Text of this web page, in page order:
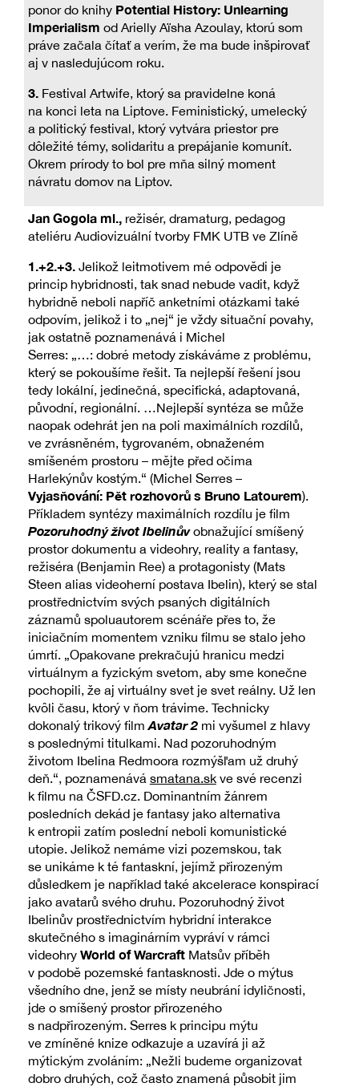
ponor do knihy Potential History: Unlearning
Imperialism od Arielly Aïsha Azoulay, ktorú som
práve začala čítať a verím, že ma bude inšpirovať
aj v nasledujúcom roku.
3.Festival Artwife, ktorý sa pravidelne koná
na konci leta na Liptove. Feministický, umelecký
a politický festival, ktorý vytvára priestor pre
dôležité témy, solidaritu a prepájanie komunít.
Okrem prírody to bol pre mňa silný moment
návratu domov na Liptov.
Jan Gogola ml., režisér, dramaturg, pedagog
ateliéru Audiovizuální tvorby FMK UTB ve Zlíně
1.+2.+3. Jelikož leitmotivem mé odpovědi je
princip hybridnosti, tak snad nebude vadit, když
hybridně neboli napříč anketními otázkami také
odpovím, jelikož i to „nej“ je vždy situační povahy,
jak ostatně poznamenává i Michel
Serres: „…: dobré metody získáváme z problému,
který se pokoušíme řešit. Ta nejlepší řešení jsou
tedy lokální, jedinečná, specifická, adaptovaná,
původní, regionální. …Nejlepší syntéza se může
naopak odehrát jen na poli maximálních rozdílů,
ve zvrásněném, tygrovaném, obnaženém
smíšeném prostoru – mějte před očima
Harlekýnův kostým.“ (Michel Serres –
Vyjasňování: Pět rozhovorů s Bruno Latourem).
Příkladem syntézy maximálních rozdílu je film
Pozoruhodný život Ibelinůvobnažující smíšený
prostor dokumentu a videohry, reality a fantasy,
režiséra (Benjamin Ree) a protagonisty (Mats
Steen alias videoherní postava Ibelin), který se stal
prostřednictvím svých psaných digitálních
záznamů spoluautorem scénáře přes to, že
iniciačním momentem vzniku filmu se stalo jeho
úmrtí. „Opakovane prekračujú hranicu medzi
virtuálnym a fyzickým svetom, aby sme konečne
pochopili, že aj virtuálny svet je svet reálny. Už len
kvôli času, ktorý v ňom trávime. Technicky
dokonalý trikový filmAvatar 2mi vyšumel z hlavy
s poslednými titulkami. Nad pozoruhodným
životom Ibelina Redmoora rozmýšľam už druhý
deň.“, poznamenává smatana.skve své recenzi
k filmu na ČSFD.cz. Dominantním žánrem
posledních dekád je fantasy jako alternativa
k entropii zatím poslední neboli komunistické
utopie. Jelikož nemáme vizi pozemskou, tak
se unikáme k té fantaskní, jejímž přirozeným
důsledkem je například také akcelerace konspirací
jako avatarů svého druhu. Pozoruhodný život
Ibelinův prostřednictvím hybridní interakce
skutečného s imaginárním vypráví v rámci
videohry World of WarcraftMatsův příběh
v podobě pozemské fantasknosti. Jde o mýtus
všedního dne, jenž se místy neubrání idyličnosti,
jde o smíšený prostor přirozeného
s nadpřirozeným. Serres k principu mýtu
ve zmíněné knize odkazuje a uzavírá ji až
mýtickým zvoláním: „Nežli budeme organizovat
dobro druhých, což často znamená působit jim